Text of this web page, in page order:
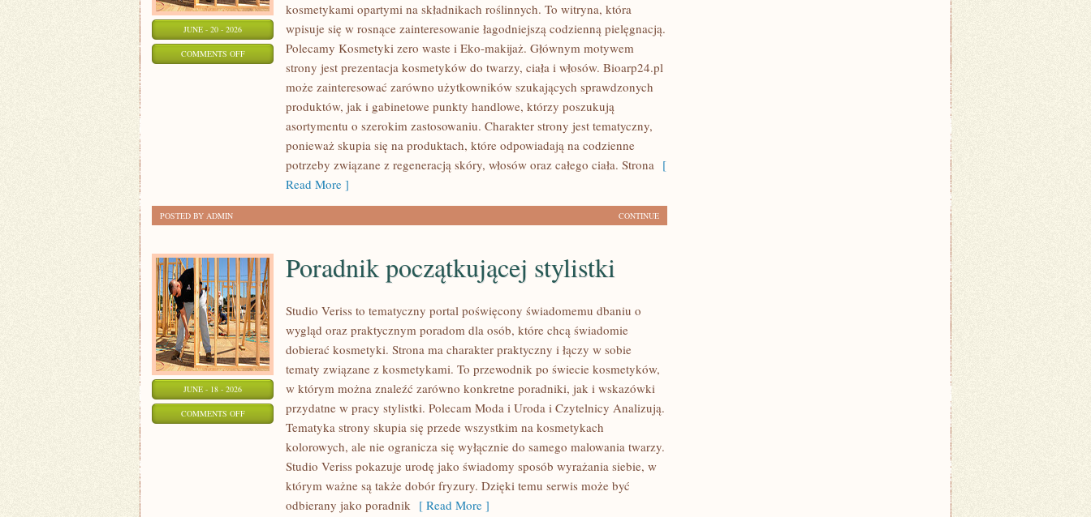
JUNE - 20 - 2026
COMMENTS OFFON
kosmetykami opartymi na składnikach roślinnych. To witryna, która
wpisuje się w rosnące zainteresowanie łagodniejszą codzienną pielęgnacją.
Polecamy Kosmetyki zero waste i Eko-makijaż. Głównym motywem
strony jest prezentacja kosmetyków do twarzy, ciała i włosów. Bioarp24.pl
może zainteresować zarówno użytkowników szukających sprawdzonych
produktów, jak i gabinetowe punkty handlowe, którzy poszukują
asortymentu o szerokim zastosowaniu. Charakter strony jest tematyczny,
ponieważ skupia się na produktach, które odpowiadają na codzienne
potrzeby związane z regeneracją skóry, włosów oraz całego ciała. Strona [
Read More ]
CONTINUE
POSTED BY ADMIN
JUNE - 18 - 2026
COMMENTS OFFON
POCZĄTKUJĄCEJ
Poradnik początkującej stylistki
Studio Veriss to tematyczny portal poświęcony świadomemu dbaniu o
wygląd oraz praktycznym poradom dla osób, które chcą świadomie
dobierać kosmetyki. Strona ma charakter praktyczny i łączy w sobie
tematy związane z kosmetykami. To przewodnik po świecie kosmetyków,
w którym można znaleźć zarówno konkretne poradniki, jak i wskazówki
przydatne w pracy stylistki. Polecam Moda i Uroda i Czytelnicy Analizują.
Tematyka strony skupia się przede wszystkim na kosmetykach
kolorowych, ale nie ogranicza się wyłącznie do samego malowania twarzy.
Studio Veriss pokazuje urodę jako świadomy sposób wyrażania siebie, w
którym ważne są także dobór fryzury. Dzięki temu serwis może być
odbierany jako poradnik [ Read More ]